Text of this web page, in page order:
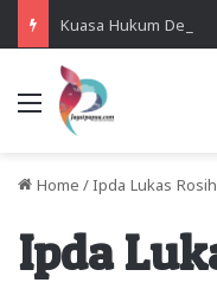
Menu
Home / Ipda Lukas
Ipda